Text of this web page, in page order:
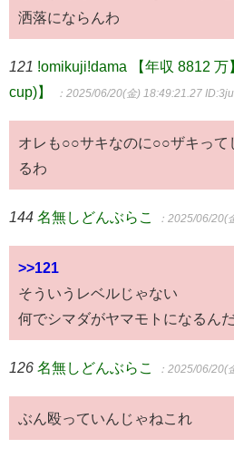
洒落にならんわ
121 !omikuji!dama 【年収 8812 万
cup)】
：2025/06/20(金) 18:49:21.27
オレも○○サキなのに○○ザキって
るわ
144 名無しどんぶらこ ：2025/06/20(
>>121
そういうレベルじゃない
何でシマダがヤマモトになるん
126 名無しどんぶらこ ：2025/06/20(
ぶん殴っていんじゃねこれ